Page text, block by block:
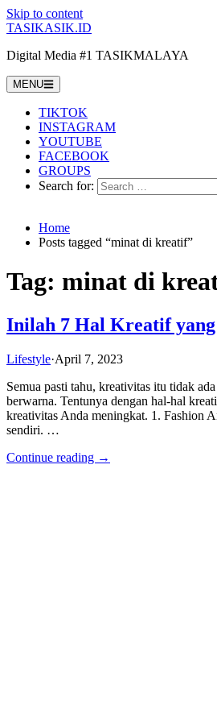
Skip to content
TASIKASIK.ID
Digital Media #1 TASIKMALAYA
MENU
TIKTOK
INSTAGRAM
YOUTUBE
FACEBOOK
GROUPS
Search for:
Home
Posts tagged “minat di kreatif”
Tag: minat di
Inilah 7 Hal Kreatif
Lifestyle·April 7, 2023
Semua pasti tahu, kreativitas itu tidak
berwarna. Tentunya dengan hal-hal
kreativitas Anda meningkat. 1. Fashion
sendiri. …
Continue reading →